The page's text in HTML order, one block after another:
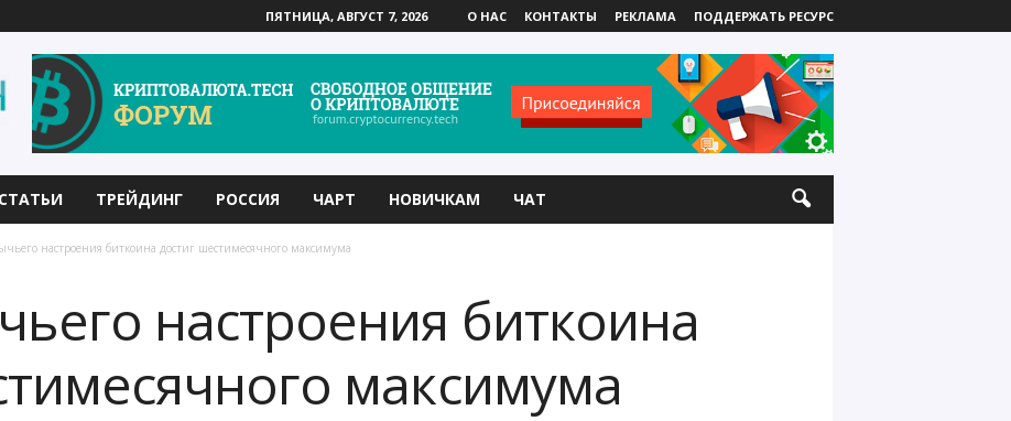
ПЯТНИЦА, АВГУСТ 7, 2026 О НАС КОНТАКТЫ РЕКЛАМА ПОДДЕРЖАТЬ РЕСУРС
СТАТЬИ ТРЕЙДИНГ РОССИЯ ЧАРТ НОВИЧКАМ ЧАТ
настроения биткоина достиг шестимесячного максимума
настроения биткоина
максимума